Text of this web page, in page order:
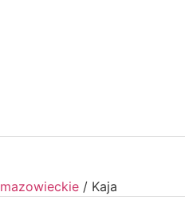
mazowieckie / Kaja